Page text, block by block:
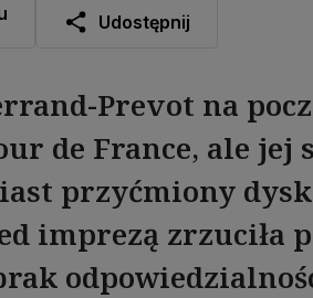
Udostępnij
Prevot na
de France, ale jej
przyćmiony
imprezą zrzuciła